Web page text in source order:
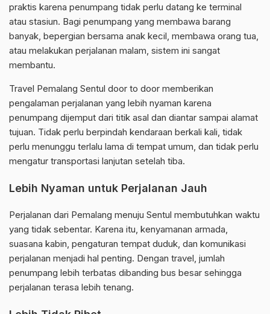
praktis karena penumpang tidak perlu datang ke terminal
atau stasiun. Bagi penumpang yang membawa barang
banyak, bepergian bersama anak kecil, membawa orang tua,
atau melakukan perjalanan malam, sistem ini sangat
membantu.
Travel Pemalang Sentul door to door memberikan
pengalaman perjalanan yang lebih nyaman karena
penumpang dijemput dari titik asal dan diantar sampai alamat
tujuan. Tidak perlu berpindah kendaraan berkali kali, tidak
perlu menunggu terlalu lama di tempat umum, dan tidak perlu
mengatur transportasi lanjutan setelah tiba.
Lebih Nyaman untuk Perjalanan Jauh
Perjalanan dari Pemalang menuju Sentul membutuhkan waktu
yang tidak sebentar. Karena itu, kenyamanan armada,
suasana kabin, pengaturan tempat duduk, dan komunikasi
perjalanan menjadi hal penting. Dengan travel, jumlah
penumpang lebih terbatas dibanding bus besar sehingga
perjalanan terasa lebih tenang.